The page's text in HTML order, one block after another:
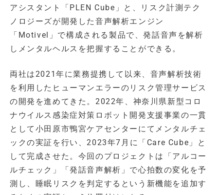
アシスタント「PLEN Cube」と、リスク計測テク
ノロジーズが開発した音声解析エンジン
「Motivel」で構成される製品で、発話音声を解析
しメンタルヘルスを把握することができる。
両社は2021年に業務提携して以来、音声解析技術
を利用したヒューマンエラーのリスク管理サービス
の開発を進めてきた。2022年、神奈川県新型コロ
ナウイルス感染症対策ロボット開発支援事業の一貫
として小田原市鴨宮ケアセンターにてメンタルチェ
ックの実証を行い、2023年7月に「Care Cube」と
して完成させた。今回のプロジェクトは「アルコー
ルチェック」「発話音声解析」で心拍数の変化を予
測し、睡眠リスクを判定するという新機能を追加す